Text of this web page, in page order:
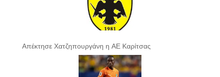
Απέκτησε Χατζηπουργάνη η ΑΕ Καρίτσας